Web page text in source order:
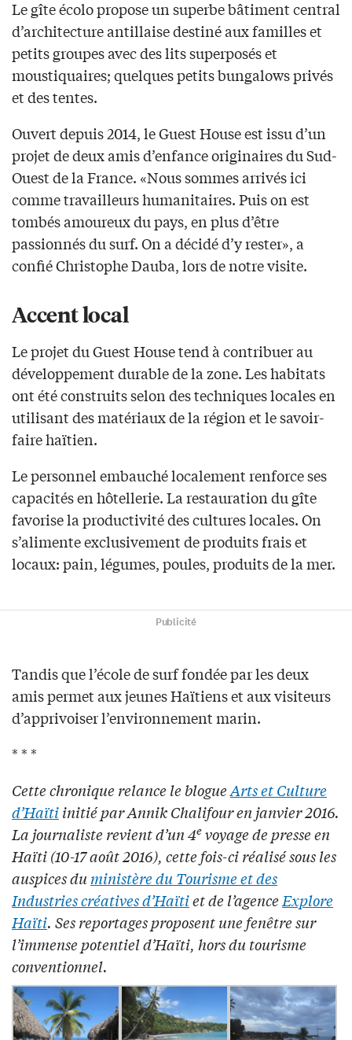
Le gîte écolo propose un superbe bâtiment central
d’architecture antillaise destiné aux familles et
petits groupes avec des lits superposés et
moustiquaires; quelques petits bungalows privés
et des tentes.
Ouvert depuis 2014, le Guest House est issu d’un
projet de deux amis d’enfance originaires du Sud-
Ouest de la France. «Nous sommes arrivés ici
comme travailleurs humanitaires. Puis on est
tombés amoureux du pays, en plus d’être
passionnés du surf. On a décidé d’y rester», a
confié Christophe Dauba, lors de notre visite.
Accent local
Le projet du Guest House tend à contribuer au
développement durable de la zone. Les habitats
ont été construits selon des techniques locales en
utilisant des matériaux de la région et le savoir-
faire haïtien.
Le personnel embauché localement renforce ses
capacités en hôtellerie. La restauration du gîte
favorise la productivité des cultures locales. On
s’alimente exclusivement de produits frais et
locaux: pain, légumes, poules, produits de la mer.
Publicité
Tandis que l’école de surf fondée par les deux
amis permet aux jeunes Haïtiens et aux visiteurs
d’apprivoiser l’environnement marin.
* * *
Cette chronique relance le blogueArts et Culture
d’Haïtiinitié par Annik Chalifour en janvier 2016.
La journaliste revient d’un 4evoyage de presse en
Haïti (10-17 août 2016), cette fois-ci réalisé sous les
auspices duministère du Tourisme et des
Industries créatives d’Haïtiet de l’agence Explore
Haïti. Ses reportages proposent une fenêtre sur
l’immense potentiel d’Haïti, hors du tourisme
conventionnel.